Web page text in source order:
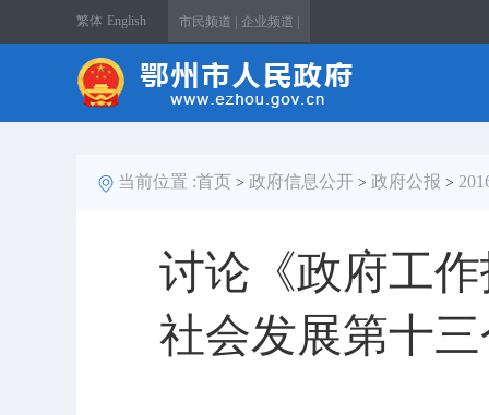
繁体 English 市民频道 | 企业频道 |
当前位置 :首页 > 政府信息公开 > 政府公报 >
讨论《政府工
社会发展第十